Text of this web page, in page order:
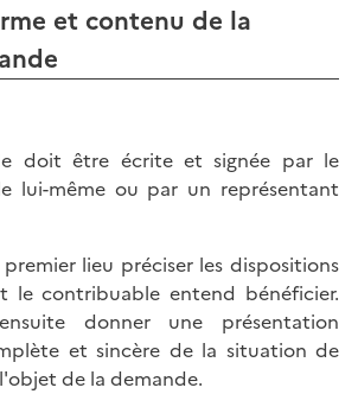
et contenu de la
doit être écrite et signée par le
lui-même ou par un représentant
lieu préciser les dispositions
le contribuable entend bénéficier.
donner une présentation
et sincère de la situation de
de la demande.